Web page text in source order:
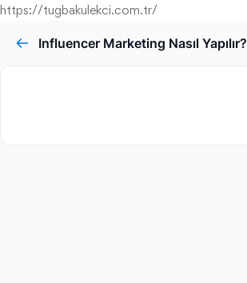
https://tugbakulekci.com.tr/
Influencer Marketing Nasıl Yapılır?